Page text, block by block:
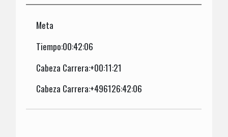
Meta
Tiempo:00:42:06
Cabeza Carrera:+00:11:21
Cabeza Carrera:+496126:42:06